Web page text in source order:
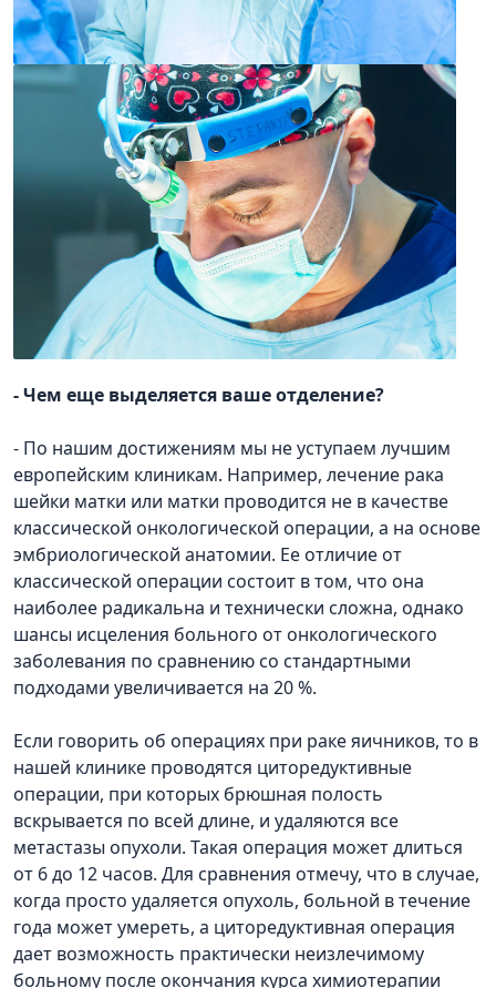
- Чем еще выделяется ваше отделение?
- По нашим достижениям мы не уступаем лучшим
европейским клиникам. Например, лечение рака
шейки матки или матки проводится не в качестве
классической онкологической операции, а на основе
эмбриологической анатомии. Ее отличие от
классической операции состоит в том, что она
наиболее радикальна и технически сложна, однако
шансы исцеления больного от онкологического
заболевания по сравнению со стандартными
подходами увеличивается на 20 %.
Если говорить об операциях при раке яичников, то в
нашей клинике проводятся циторедуктивные
операции, при которых брюшная полость
вскрывается по всей длине, и удаляются все
метастазы опухоли. Такая операция может длиться
от 6 до 12 часов. Для сравнения отмечу, что в случае,
когда просто удаляется опухоль, больной в течение
года может умереть, а циторедуктивная операция
дает возможность практически неизлечимому
больному после окончания курса химиотерапии